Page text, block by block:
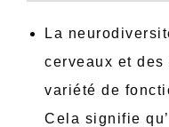
La
cerveaux et
variété de
Cela signifie